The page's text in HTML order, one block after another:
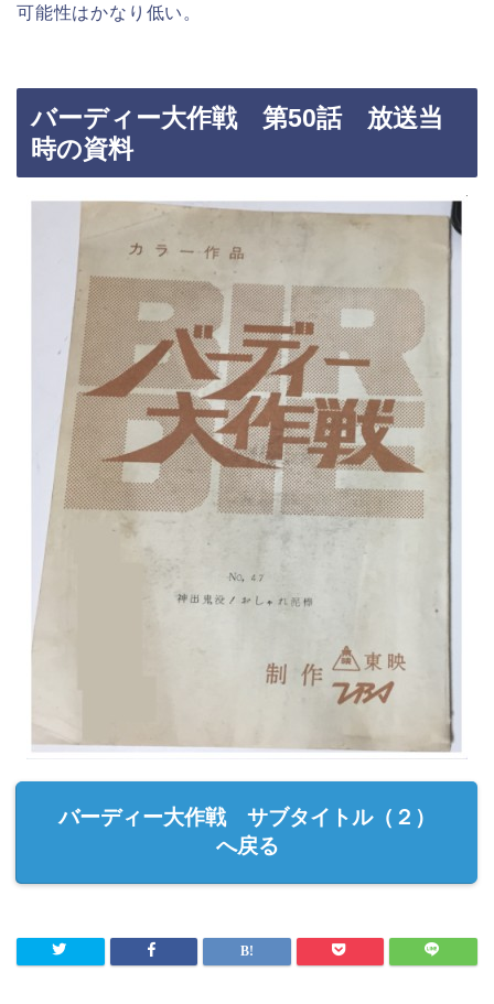
可能性はかなり低い。
バーディー大作戦 第50話 放送当
時の資料
バーディー大作戦 サブタイトル（２）
へ戻る